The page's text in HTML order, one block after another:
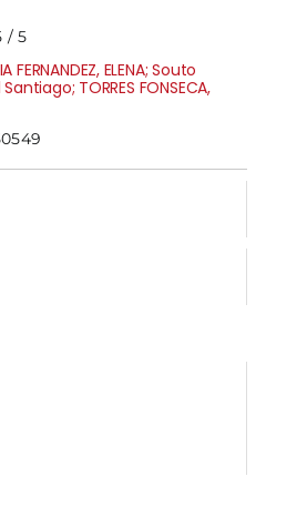
/5
FERNANDEZ, ELENA; Souto
TORRES FONSECA,